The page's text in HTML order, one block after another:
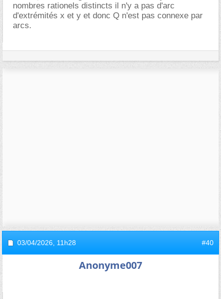
nombres rationels distincts il n'y a pas d'arc
d'extrémités x et y et donc Q n'est pas connexe par
arcs.
03/04/2026, 11h28 #40
Anonyme007